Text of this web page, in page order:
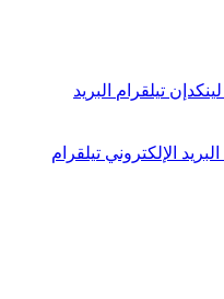
لينكدإن تيلقرام البريد
البريد الإلكتروني تيلقرام